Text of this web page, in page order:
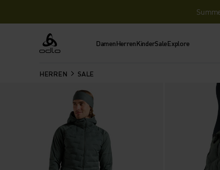
Odlo DamenHerrenKinderSaleExplore
HERREN SALE